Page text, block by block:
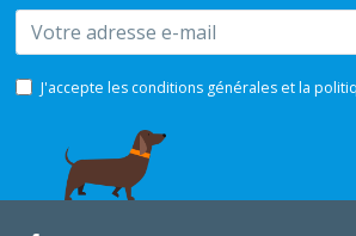
Email
J'accepte les conditions générales et la